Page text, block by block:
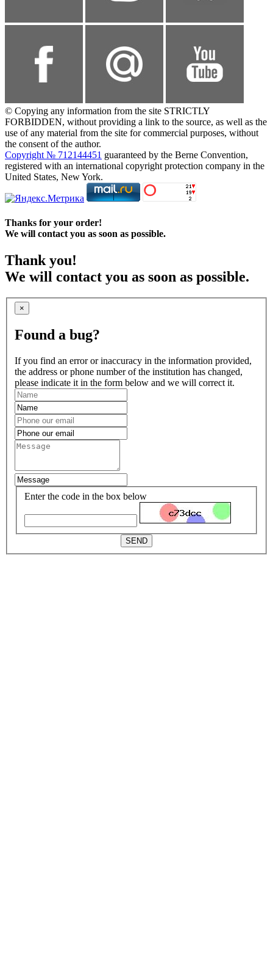
© Copying any information from the site STRICTLY
FORBIDDEN, without providing a link to the source, as well as the
use of any material from the site for commercial purposes, without
the consent of the author.
Copyright № 712144451 guaranteed by the Berne Convention,
registered with an international copyright protection company in the
United States, New York.
Thanks for your order!
We will contact you as soon as possible.
Thank you!
We will contact you as soon as possible.
×
Found a bug?
If you find an error or inaccuracy in the information provided,
the address or phone number of the institution has changed,
please indicate it in the form below and we will correct it.
Enter the code in the box below
SEND